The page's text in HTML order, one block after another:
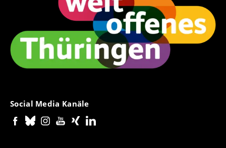
Social Media Kanäle